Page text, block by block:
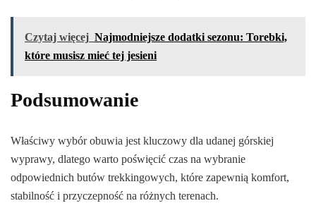
Czytaj więcej Najmodniejsze dodatki sezonu: Torebki,
które musisz mieć tej jesieni
Podsumowanie
Właściwy wybór obuwia jest kluczowy dla udanej górskiej
wyprawy, dlatego warto poświęcić czas na wybranie
odpowiednich butów trekkingowych, które zapewnią komfort,
stabilność i przyczepność na różnych terenach.